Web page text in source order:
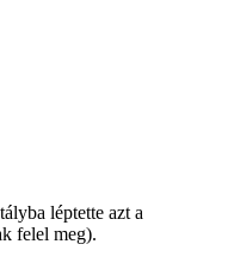
léptette azt a
felel meg).